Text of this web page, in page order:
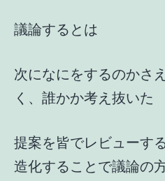
議論するとは
次になにをするのかさ
く、誰かか考え抜いた
提案を皆でレビューす
造化することで議論の